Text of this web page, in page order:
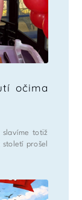
očima
slavíme totiž
prošel